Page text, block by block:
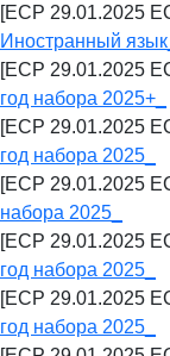
[ECP 29.01.2025
Иностранный язык_
[ECP 29.01.2025
год набора 2025+_
[ECP 29.01.2025
год набора 2025_
[ECP 29.01.2025
набора 2025_
[ECP 29.01.2025
год набора 2025_
[ECP 29.01.2025
год набора 2025_